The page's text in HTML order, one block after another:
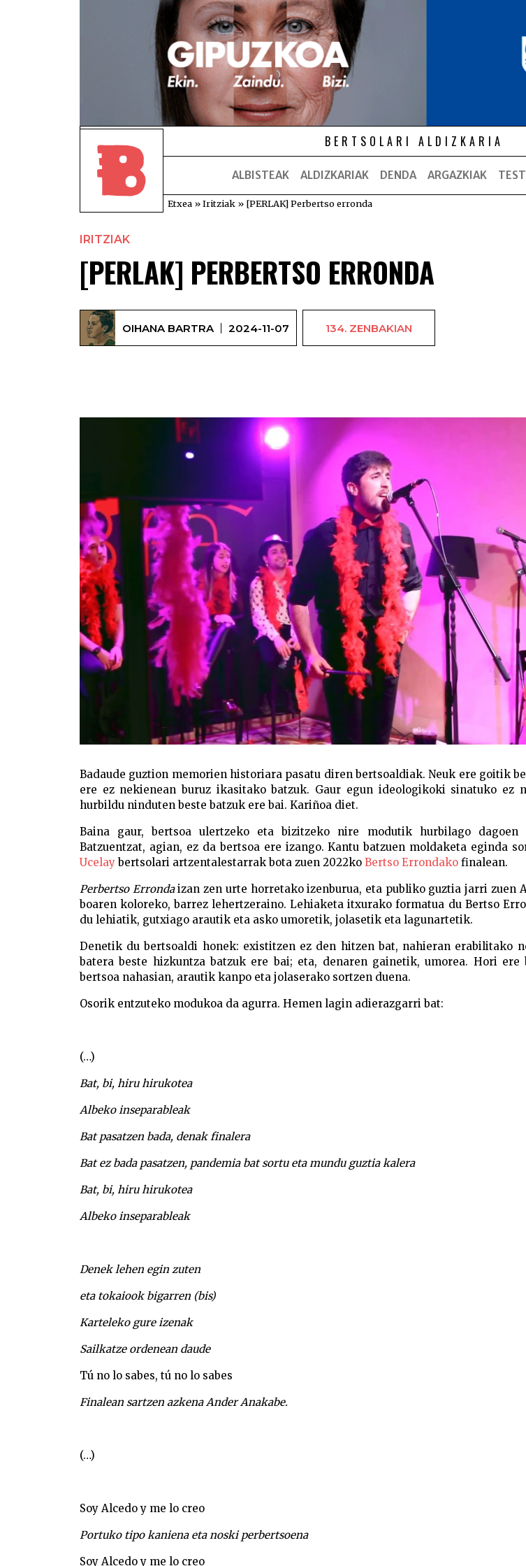
BERTSOLARI ALDIZKARIA
ALBISTEAK ALDIZKARIAK DENDA ARGAZKIAK
Etxea »Iritziak » [PERLAK] Perbertso erronda
IRITZIAK
[PERLAK] PERBERTSO ERRONDA
OIHANA BARTRA 2024-11-07 134. ZENBAKIAN
Badaude guztion memorien historiara pasatu diren bertsoaldiak. Neuk ere goitik
ere ez nekienean buruz ikasitako batzuk. Gaur egun ideologikoki sinatuko ez
hurbildu ninduten beste batzuk ere bai. Kariñoa diet.
Baina gaur, bertsoa ulertzeko eta bizitzeko nire modutik hurbilago
Batzuentzat, agian, ez da bertsoa ere izango. Kantu batzuen moldaketa eginda
Ucelaybertsolari artzentalestarrak bota zuen 2022ko Bertso Errondako finalean.
Perbertso Errondaizan zen urte horretako izenburua, eta publiko guztia jarri zuen
boaren koloreko, barrez lehertzeraino. Lehiaketa itxurako formatua du Bertso
du lehiatik, gutxiago arautik eta asko umoretik, jolasetik eta lagunartetik.
Denetik du bertsoaldi honek: existitzen ez den hitzen bat, nahieran erabilitako
batera beste hizkuntza batzuk ere bai; eta, denaren gainetik, umorea. Hori ere
bertsoa nahasian, arautik kanpo eta jolaserako sortzen duena.
Osorik entzuteko modukoa da agurra. Hemen lagin adierazgarri bat:
(…)
Bat, bi, hiru hirukotea
Albeko inseparableak
Bat pasatzen bada, denak finalera
Bat ez bada pasatzen, pandemia bat sortu eta mundu guztia kalera
Bat, bi, hiru hirukotea
Albeko inseparableak
Denek lehen egin zuten
eta tokaiook bigarren (bis)
Karteleko gure izenak
Sailkatze ordenean daude
Tú no lo sabes, tú no lo sabes
Finalean sartzen azkena Ander Anakabe.
(…)
Soy Alcedo y me lo creo
Portuko tipo kaniena eta noski perbertsoena
Soy Alcedo y me lo creo